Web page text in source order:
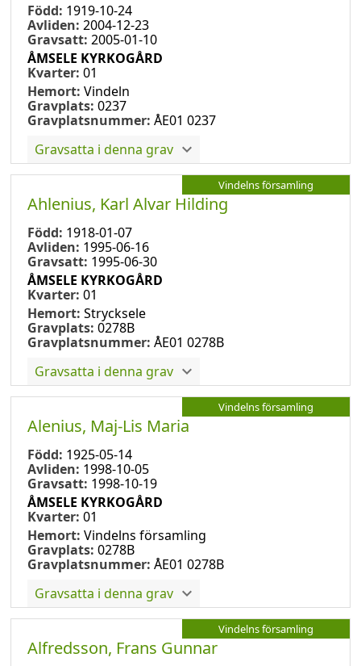
Född: 1919-10-24
Avliden: 2004-12-23
Gravsatt: 2005-01-10
ÅMSELE KYRKOGÅRD
Kvarter: 01
Hemort: Vindeln
Gravplats: 0237
Gravplatsnummer: ÅE01 0237
Gravsatta i denna grav
Vindelns församling
Ahlenius, Karl Alvar Hilding
Född: 1918-01-07
Avliden: 1995-06-16
Gravsatt: 1995-06-30
ÅMSELE KYRKOGÅRD
Kvarter: 01
Hemort: Strycksele
Gravplats: 0278B
Gravplatsnummer: ÅE01 0278B
Gravsatta i denna grav
Vindelns församling
Alenius, Maj-Lis Maria
Född: 1925-05-14
Avliden: 1998-10-05
Gravsatt: 1998-10-19
ÅMSELE KYRKOGÅRD
Kvarter: 01
Hemort: Vindelns församling
Gravplats: 0278B
Gravplatsnummer: ÅE01 0278B
Gravsatta i denna grav
Vindelns församling
Alfredsson, Frans Gunnar